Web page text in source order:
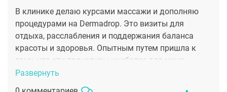
В клинике делаю курсами массажи и дополняю
процедурами на Dermadroр. Это визиты для
отдыха, расслабления и поддержания баланса
красоты и здоровья. Опытным путем пришла к
тому, что эти процедуры наиболее для меня
подходят, дают отличный результат, расслабляют
и позволяют выглядеть моложе, оставаясь в
Развернуть